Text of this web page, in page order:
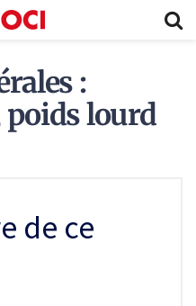
:
poids lourd
de ce